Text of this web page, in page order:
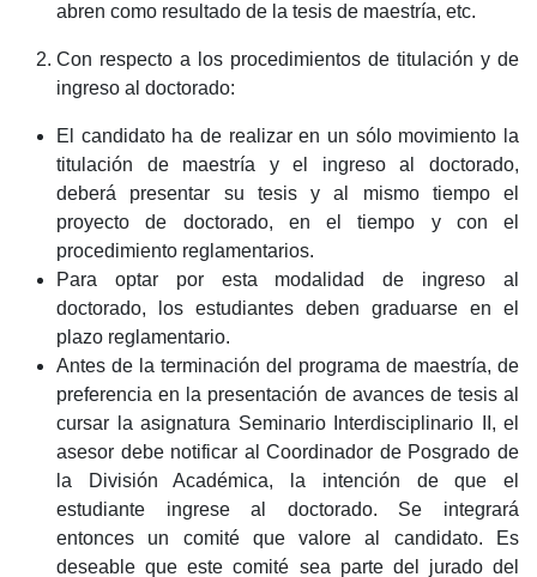
abren como resultado de la tesis de maestría, etc.
Con respecto a los procedimientos de titulación y de
ingreso al doctorado:
El candidato ha de realizar en un sólo movimiento la
titulación de maestría y el ingreso al doctorado,
deberá presentar su tesis y al mismo tiempo el
proyecto de doctorado, en el tiempo y con el
procedimiento reglamentarios.
Para optar por esta modalidad de ingreso al
doctorado, los estudiantes deben graduarse en el
plazo reglamentario.
Antes de la terminación del programa de maestría, de
preferencia en la presentación de avances de tesis al
cursar la asignatura Seminario Interdisciplinario II, el
asesor debe notificar al Coordinador de Posgrado de
la División Académica, la intención de que el
estudiante ingrese al doctorado. Se integrará
entonces un comité que valore al candidato. Es
deseable que este comité sea parte del jurado del